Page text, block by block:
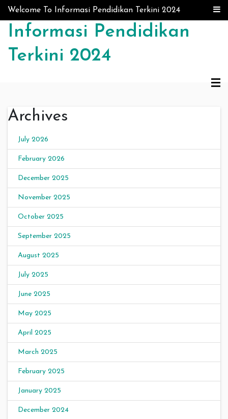
Skip to content
Welcome To Informasi Pendidikan Terkini 2024
Informasi Pendidikan
Terkini 2024
Archives
July 2026
February 2026
December 2025
November 2025
October 2025
September 2025
August 2025
July 2025
June 2025
May 2025
April 2025
March 2025
February 2025
January 2025
December 2024